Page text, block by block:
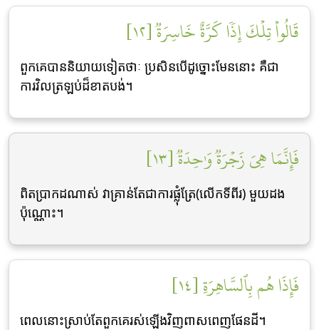
قَالُواْ تِلۡكَ إِذٗا كَرَّةٌ خَاسِرَةٞ [١٢]
ពួកគេបាននិយាយទៀតថាៈ ប្រសិនបើដូច្នោះមែននោះ គឺជា
ការវិលត្រឡប់ដ៏ខាតបង់។
فَإِنَّمَا هِيَ زَجۡرَةٞ وَٰحِدَةٞ [١٣]
ពិតប្រាកដណាស់ វាគ្រាន់តែជាការផ្លុំត្រែ(លើកទីពីរ) មួយដង
ប៉ុណ្ណោះ។
فَإِذَا هُم بِٱلسَّاهِرَةِ [١٤]
ពេលនោះស្រាប់តែពួកគេរស់ឡើងវិញពាសពេញផែនដី។